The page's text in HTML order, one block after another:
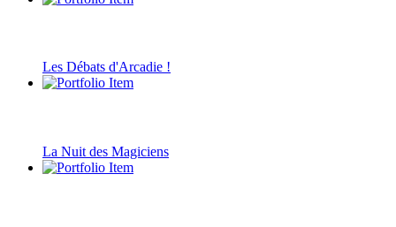
Les Débats d'Arcadie !
La Nuit des Magiciens